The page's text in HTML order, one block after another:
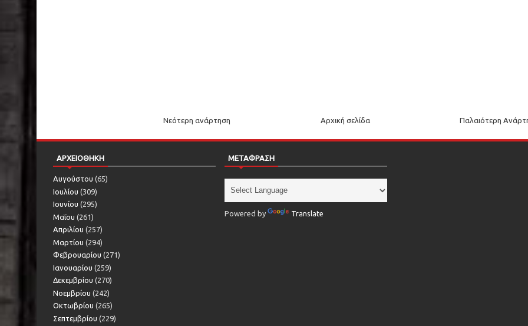
Νεότερη ανάρτηση Παλαιότερη
Αρχική σελίδα
ΑΡΧΕΙΟΘΗΚΗ
Αυγούστου (65)
Ιουλίου (309)
Ιουνίου (295)
Μαΐου (261)
Απριλίου (257)
Μαρτίου (294)
Φεβρουαρίου (271)
Ιανουαρίου (259)
Δεκεμβρίου (270)
Νοεμβρίου (242)
Οκτωβρίου (265)
Σεπτεμβρίου (229)
ΜΕΤΑΦΡΑΣΗ
Powered by Translate